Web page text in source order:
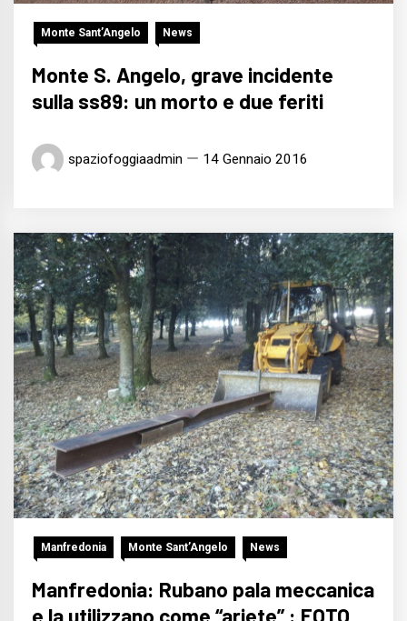
Monte Sant’Angelo News
Monte S. Angelo, grave incidente
sulla ss89: un morto e due feriti
spaziofoggiaadmin 14 Gennaio 2016
Manfredonia Monte Sant’Angelo News
Manfredonia: Rubano pala meccanica
e la utilizzano come “ariete” : FOTO